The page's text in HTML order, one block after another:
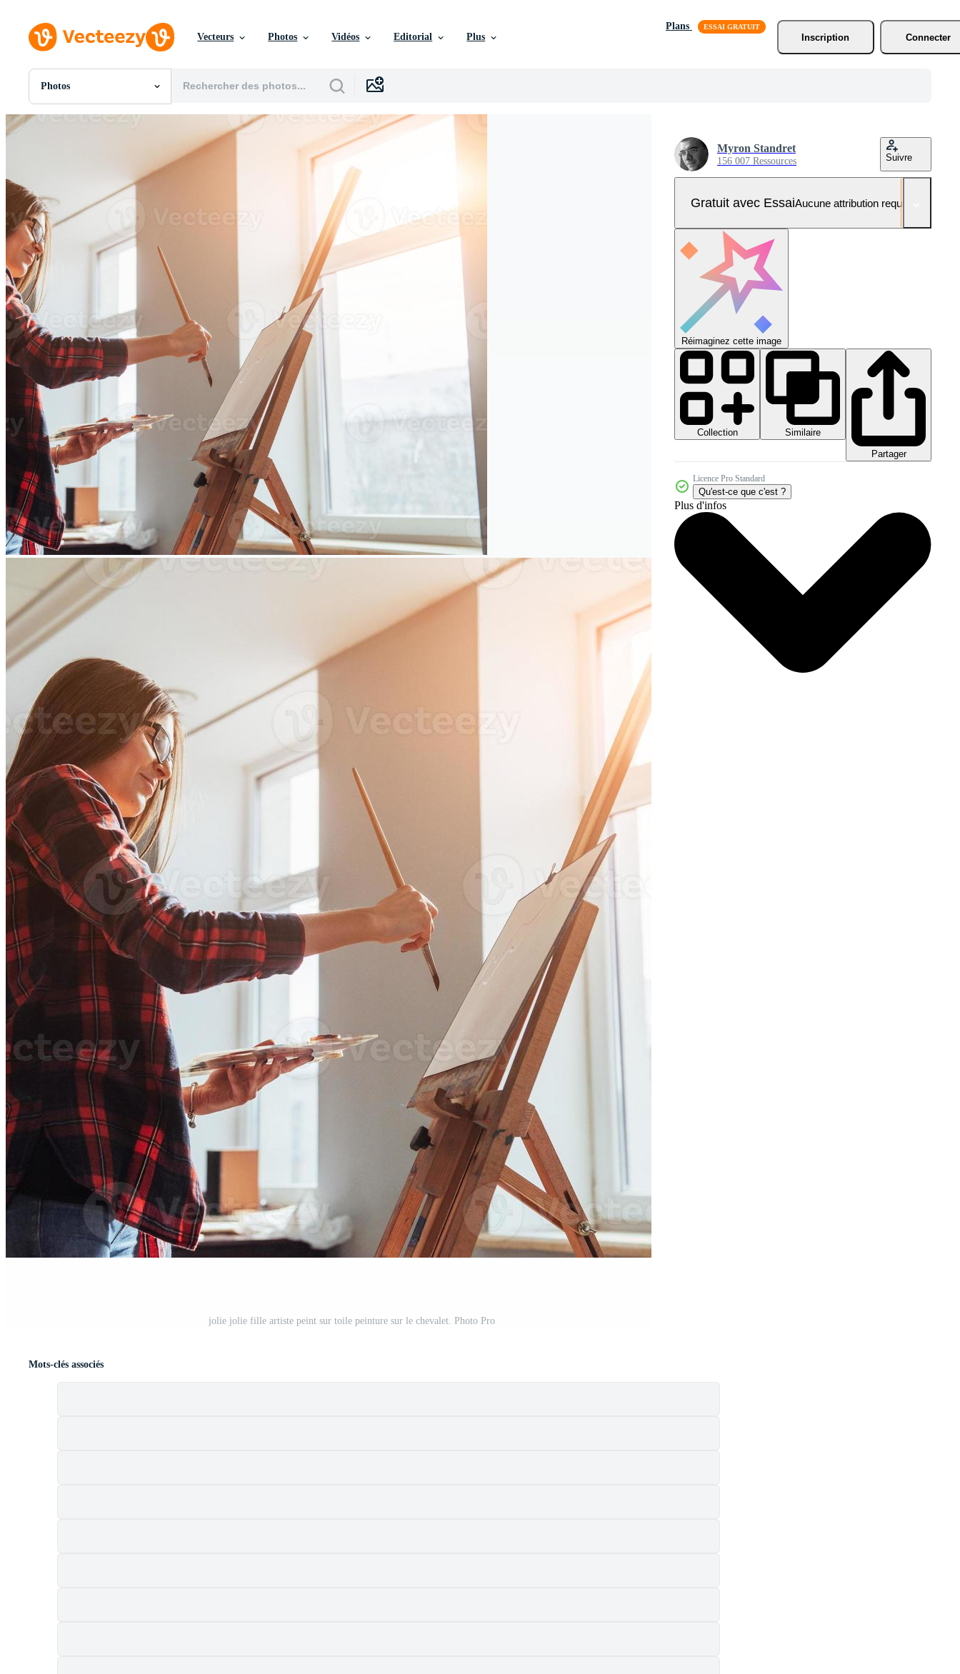
Vecteurs Photos Vidéos Editorial Plus
Plans
Inscription
Connecter
Photos
Toutes Images
Vidéos
Motion graphics
Images Éditoriales
Événements Éditoriaux
jolie jolie fille artiste peint sur toile peinture sur le chevalet. Photo Pro
Myron Standret
156 007 Ressources Suivre
Gratuit avec EssaiAucune attribution requise
Réimaginez cette image
Collection
Similaire
Partager
Licence Pro Standard
Qu'est-ce que c'est ?
Plus d'infos
Mots-clés associés